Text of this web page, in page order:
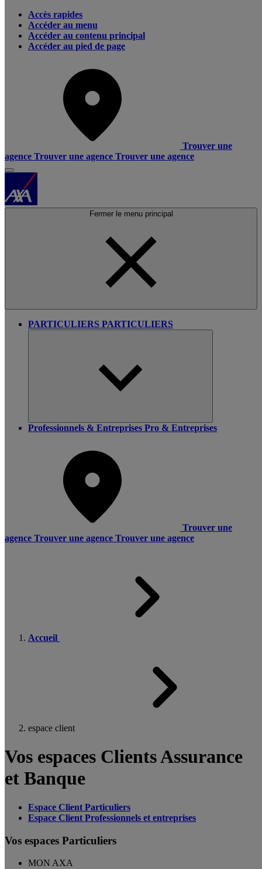
Accès rapides
Accéder au menu
Accéder au contenu principal
Accéder au pied de page
Trouver une
agence Trouver une agence Trouver une agence
Fermer le menu principal
PARTICULIERS PARTICULIERS
Professionnels & Entreprises Pro & Entreprises
Trouver une
agence Trouver une agence Trouver une agence
Accueil
espace client
Vos espaces Clients Assurance
et Banque
Espace Client Particuliers
Espace Client Professionnels et entreprises
Vos espaces Particuliers
MON AXA